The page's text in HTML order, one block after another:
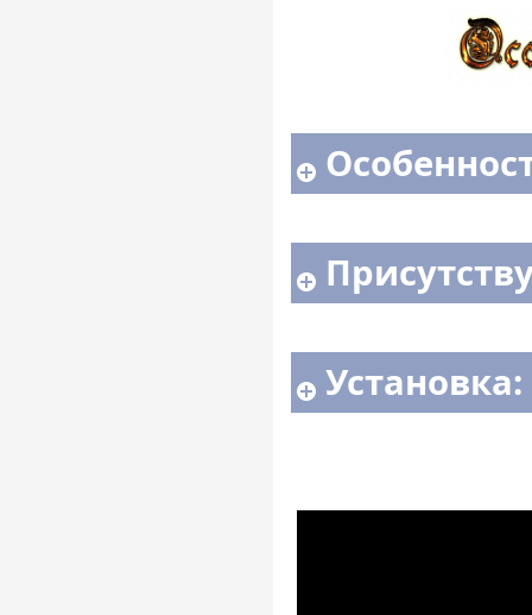
Установка: